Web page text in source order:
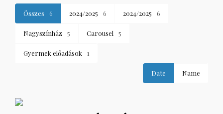
Összes 6 2024/2025 6 2024/2025 6
Nagyszínház 5 Carousel 5
Gyermek előadások 1
Date Name